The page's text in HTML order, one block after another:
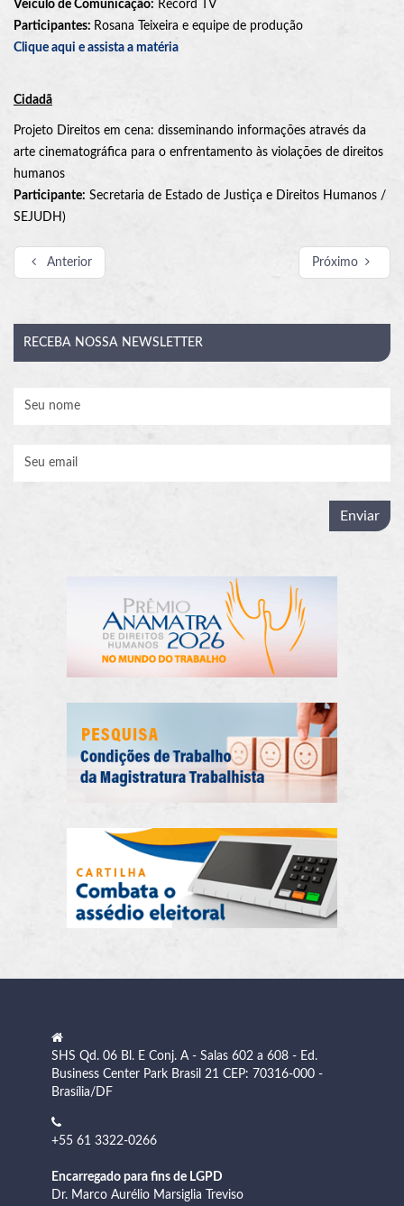
Veículo de Comunicação: Record TV
Participantes: Rosana Teixeira e equipe de produção
Clique aqui e assista a matéria
Cidadã
Projeto Direitos em cena: disseminando informações através da
arte cinematográfica para o enfrentamento às violações de direitos
humanos
Participante: Secretaria de Estado de Justiça e Direitos Humanos /
SEJUDH)
Anterior Próximo
RECEBA NOSSA NEWSLETTER
SHS Qd. 06 Bl. E Conj. A - Salas 602 a 608 - Ed.
Business Center Park Brasil 21 CEP: 70316-000 -
Brasília/DF
+55 61 3322-0266
Encarregado para fins de LGPD
Dr. Marco Aurélio Marsiglia Treviso